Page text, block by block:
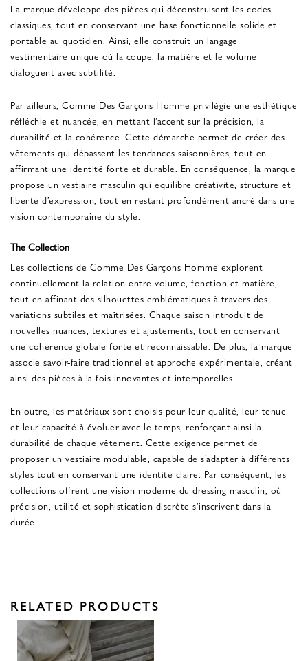
La marque développe des pièces qui déconstruisent les codes
classiques, tout en conservant une base fonctionnelle solide et
portable au quotidien. Ainsi, elle construit un langage
vestimentaire unique où la coupe, la matière et le volume
dialoguent avec subtilité.
Par ailleurs, Comme Des Garçons Homme privilégie une esthétique
réfléchie et nuancée, en mettant l’accent sur la précision, la
durabilité et la cohérence. Cette démarche permet de créer des
vêtements qui dépassent les tendances saisonnières, tout en
affirmant une identité forte et durable. En conséquence, la marque
propose un vestiaire masculin qui équilibre créativité, structure et
liberté d’expression, tout en restant profondément ancré dans une
vision contemporaine du style.
The Collection
Les collections de Comme Des Garçons Homme explorent
continuellement la relation entre volume, fonction et matière,
tout en affinant des silhouettes emblématiques à travers des
variations subtiles et maîtrisées. Chaque saison introduit de
nouvelles nuances, textures et ajustements, tout en conservant
une cohérence globale forte et reconnaissable. De plus, la marque
associe savoir-faire traditionnel et approche expérimentale, créant
ainsi des pièces à la fois innovantes et intemporelles.
En outre, les matériaux sont choisis pour leur qualité, leur tenue
et leur capacité à évoluer avec le temps, renforçant ainsi la
durabilité de chaque vêtement. Cette exigence permet de
proposer un vestiaire modulable, capable de s’adapter à différents
styles tout en conservant une identité claire. Par conséquent, les
collections offrent une vision moderne du dressing masculin, où
précision, utilité et sophistication discrète s’inscrivent dans la
durée.
RELATED PRODUCTS